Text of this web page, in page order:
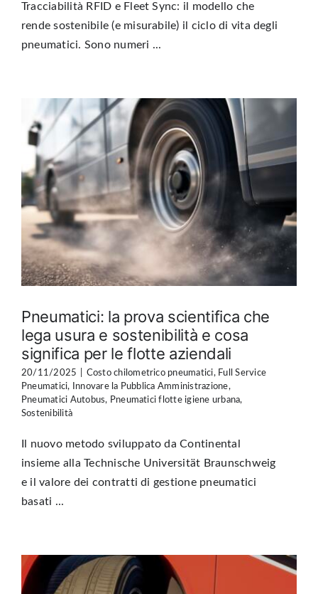
Tracciabilità RFID e Fleet Sync: il modello che
rende sostenibile (e misurabile) il ciclo di vita degli
pneumatici. Sono numeri ...
Pneumatici: la prova scientifica che
lega usura e sostenibilità e cosa
significa per le flotte aziendali
20/11/2025 Costo chilometrico pneumatici, Full Service
Pneumatici, Innovare la Pubblica Amministrazione,
Pneumatici Autobus, Pneumatici flotte igiene urbana,
Sostenibilità
Il nuovo metodo sviluppato da Continental
insieme alla Technische Universität Braunschweig
e il valore dei contratti di gestione pneumatici
basati ...